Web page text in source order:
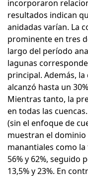
incorporaron
resultados indican
anidadas varían. La
prominente en tres
largo del período
lagunas
principal. Además,
alcanzó hasta un
Mientras tanto, la
en todas las
(sin el enfoque de
muestran el
manantiales como
56% y 62%, seguido
13,5% y 23%. En